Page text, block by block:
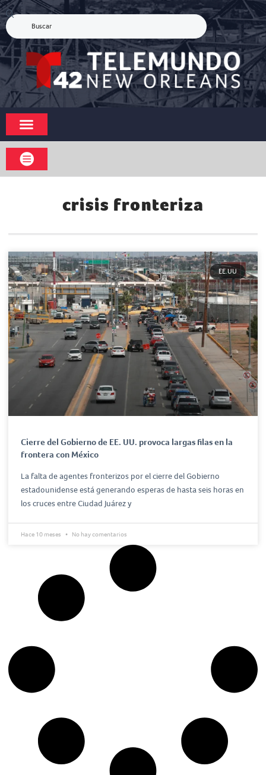
crisis fronteriza
EE.UU
Cierre del Gobierno de EE. UU. provoca largas filas en la
frontera con México
La falta de agentes fronterizos por el cierre del Gobierno
estadounidense está generando esperas de hasta seis horas en
los cruces entre Ciudad Juárez y
Hace 10 meses No hay comentarios